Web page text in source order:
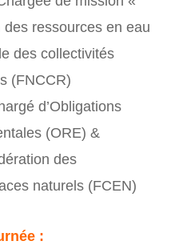
ressources en eau
des collectivités
(FNCCR)
d’Obligations
(ORE) &
des
naturels (FCEN)
: